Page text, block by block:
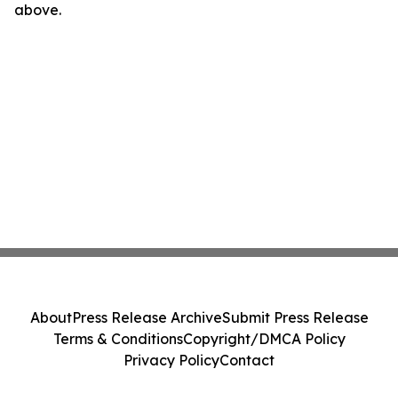
above.
AboutPress Release ArchiveSubmit Press Release
Terms & ConditionsCopyright/DMCA Policy
Privacy PolicyContact